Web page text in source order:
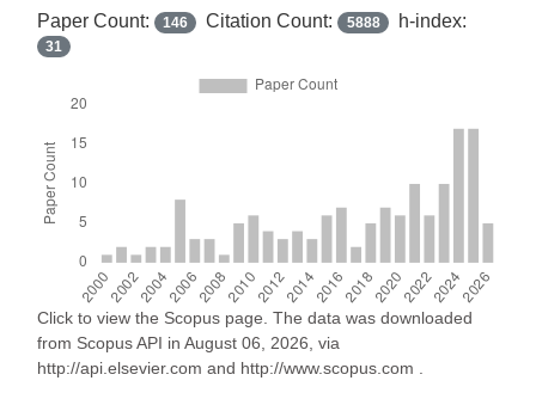
Paper Count: 146 Citation Count: 5888 h-index:
31
Click to view the Scopus page. The data was downloaded
from Scopus API in August 06, 2026, via
http://api.elsevier.com and http://www.scopus.com .